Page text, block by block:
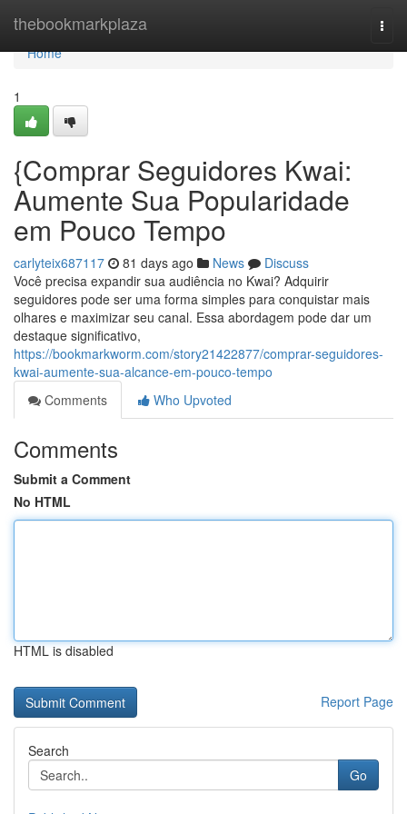
thebookmarkplaza
Home
Home
1
{Comprar Seguidores Kwai:
Aumente Sua Popularidade
em Pouco Tempo
carlyteix687117 81 days ago News
Discuss
Você precisa expandir sua audiência no Kwai? Adquirir
seguidores pode ser uma forma simples para conquistar mais
olhares e maximizar seu canal. Essa abordagem pode dar um
destaque significativo,
https://bookmarkworm.com/story21422877/comprar-seguidores-
kwai-aumente-sua-alcance-em-pouco-tempo
Comments
Who Upvoted
Comments
Submit a Comment
No HTML
HTML is disabled
Report Page
Search
Go